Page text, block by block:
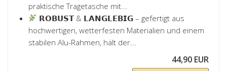
praktische Tragetasche mit...
𝗥𝗢𝗕𝗨𝗦𝗧 & 𝗟𝗔𝗡𝗚𝗟𝗘𝗕𝗜𝗚 – gefertigt aus
hochwertigen, wetterfesten Materialien und einem
stabilen Alu-Rahmen, hält der...
44,90 EUR